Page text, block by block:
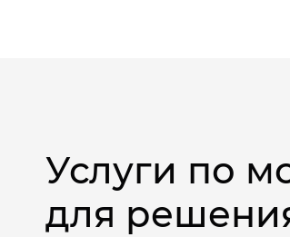
Услуги по
для